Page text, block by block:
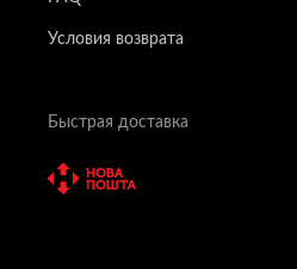
Условия возврата
Быстрая доставка